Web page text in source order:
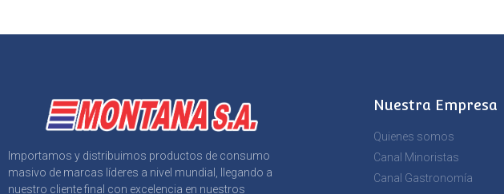
Importamos y distribuimos productos de consumo
masivo de marcas líderes a nivel mundial, llegando a
nuestro cliente final con excelencia en nuestros
Nuestra Empresa
Quienes somos
Canal Minoristas
Canal Gastronomía